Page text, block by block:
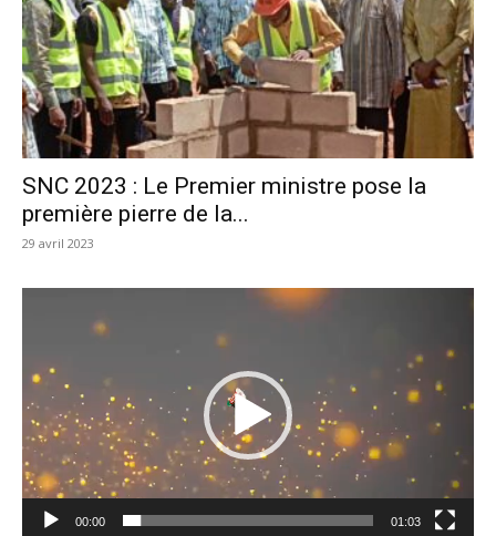
SNC 2023 : Le Premier ministre pose la
première pierre de la...
29 avril 2023
00:00 01:03